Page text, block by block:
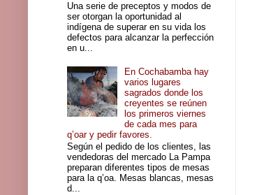
Una serie de preceptos y modos de
ser otorgan la oportunidad al
indígena de superar en su vida los
defectos para alcanzar la perfección
en u...
En Cochabamba hay
varios lugares
sagrados donde los
creyentes se reúnen
los primeros viernes
de cada mes para
q’oar y pedir favores.
Según el pedido de los clientes, las
vendedoras del mercado La Pampa
preparan diferentes tipos de mesas
para la q’oa. Mesas blancas, mesas
d...